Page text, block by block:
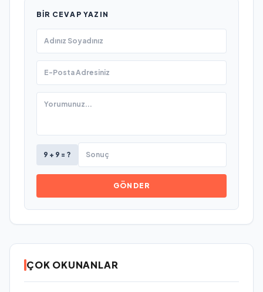
BIR CEVAP YAZIN
9 + 9 = ?
GÖNDER
ÇOK OKUNANLAR